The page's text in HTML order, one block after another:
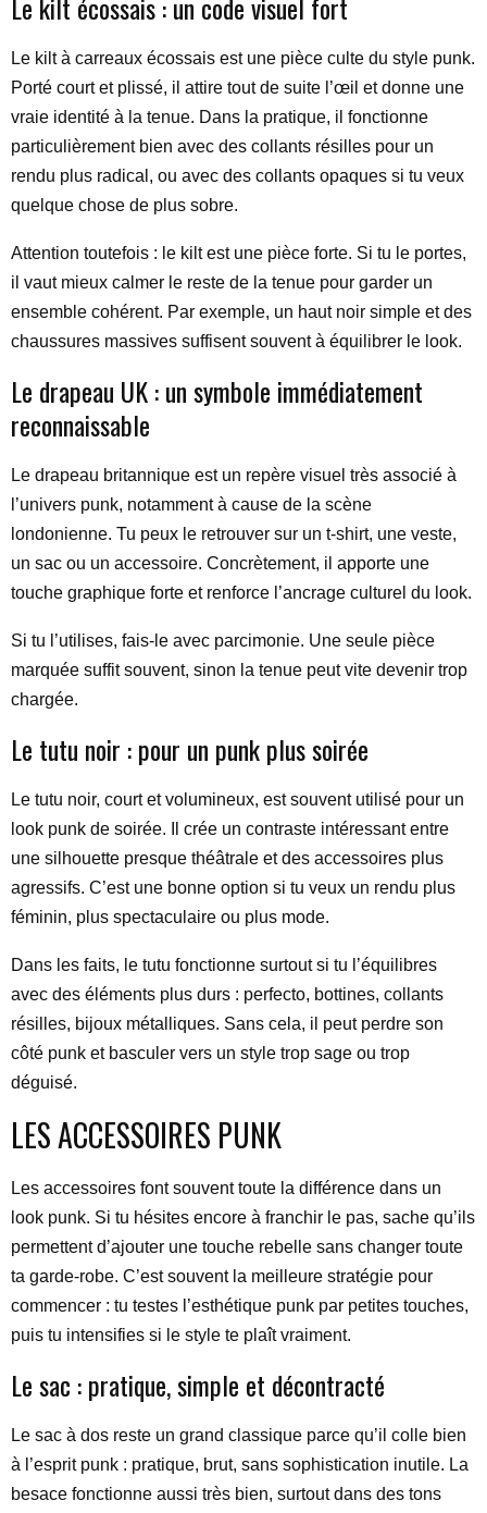
Le kilt à carreaux écossais est une pièce culte du style punk.
Porté court et plissé, il attire tout de suite l’œil et donne une
vraie identité à la tenue. Dans la pratique, il fonctionne
particulièrement bien avec des collants résilles pour un
rendu plus radical, ou avec des collants opaques si tu veux
quelque chose de plus sobre.
Attention toutefois : le kilt est une pièce forte. Si tu le portes,
il vaut mieux calmer le reste de la tenue pour garder un
ensemble cohérent. Par exemple, un haut noir simple et des
chaussures massives suffisent souvent à équilibrer le look.
Le drapeau UK : un symbole immédiatement
reconnaissable
Le drapeau britannique est un repère visuel très associé à
l’univers punk, notamment à cause de la scène
londonienne. Tu peux le retrouver sur un t-shirt, une veste,
un sac ou un accessoire. Concrètement, il apporte une
touche graphique forte et renforce l’ancrage culturel du look.
Si tu l’utilises, fais-le avec parcimonie. Une seule pièce
marquée suffit souvent, sinon la tenue peut vite devenir trop
chargée.
Le tutu noir : pour un punk plus soirée
Le tutu noir, court et volumineux, est souvent utilisé pour un
look punk de soirée. Il crée un contraste intéressant entre
une silhouette presque théâtrale et des accessoires plus
agressifs. C’est une bonne option si tu veux un rendu plus
féminin, plus spectaculaire ou plus mode.
Dans les faits, le tutu fonctionne surtout si tu l’équilibres
avec des éléments plus durs : perfecto, bottines, collants
résilles, bijoux métalliques. Sans cela, il peut perdre son
côté punk et basculer vers un style trop sage ou trop
déguisé.
LES ACCESSOIRES PUNK
Les accessoires font souvent toute la différence dans un
look punk. Si tu hésites encore à franchir le pas, sache qu’ils
permettent d’ajouter une touche rebelle sans changer toute
ta garde-robe. C’est souvent la meilleure stratégie pour
commencer : tu testes l’esthétique punk par petites touches,
puis tu intensifies si le style te plaît vraiment.
Le sac : pratique, simple et décontracté
Le sac à dos reste un grand classique parce qu’il colle bien
à l’esprit punk : pratique, brut, sans sophistication inutile. La
besace fonctionne aussi très bien, surtout dans des tons